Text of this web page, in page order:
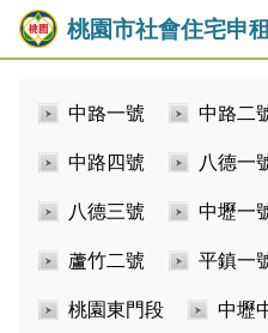
桃園市社會住宅申
中路一號 中路二
中路四號 八德一
八德三號 中壢一
蘆竹二號 平鎮一
桃園東門段 中壢